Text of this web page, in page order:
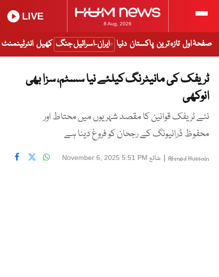
8 Aug, 2026
LIVE
صفحۂ اول تازہ ترین پاکستان دنیا ایران-اسرائیل جنگ کھیل انٹرٹینمنٹ
ٹریفک کی مانیٹرنگ کیلئے نیا سسٹم، سزا بھی
انوکھی
نئے ٹریفک قوانین کا مقصد شہریوں میں محتاط اور
محفوظ ڈرائیونگ کے رجحان کو فروغ دینا ہے
Ahmed Hussain
| شائع November 6, 2025 5:51 PM